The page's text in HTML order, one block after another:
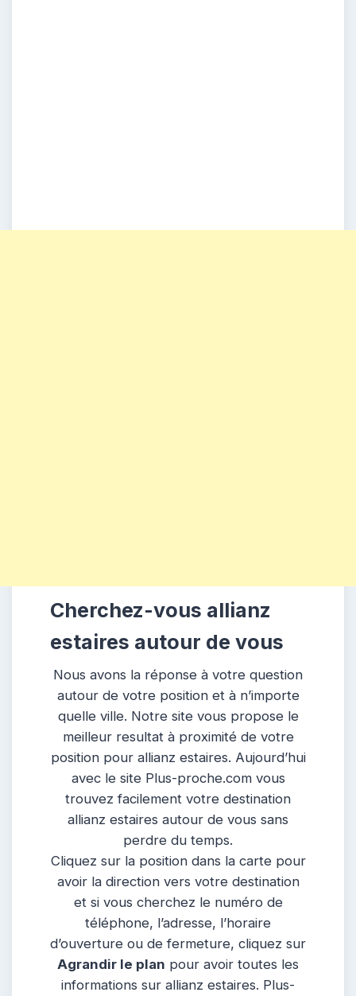
Cherchez-vous allianz
estaires autour de vous
Nous avons la réponse à votre question
autour de votre position et à n’importe
quelle ville. Notre site vous propose le
meilleur resultat à proximité de votre
position pour allianz estaires. Aujourd’hui
avec le site Plus-proche.com vous
trouvez facilement votre destination
allianz estaires autour de vous sans
perdre du temps.
Cliquez sur la position dans la carte pour
avoir la direction vers votre destination
et si vous cherchez le numéro de
téléphone, l’adresse, l’horaire
d’ouverture ou de fermeture, cliquez sur
Agrandir le plan pour avoir toutes les
informations sur allianz estaires. Plus-